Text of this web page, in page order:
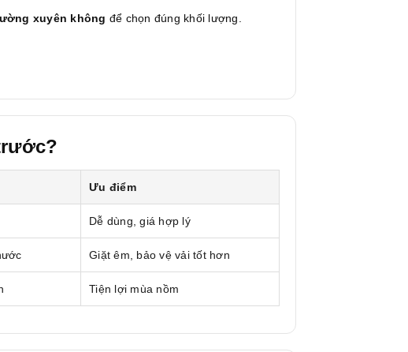
xuyên không để chọn đúng khối lượng.
Ưu điểm
Dễ dùng, giá hợp lý
Giặt êm, bảo vệ vải tốt hơn
Tiện lợi mùa nồm